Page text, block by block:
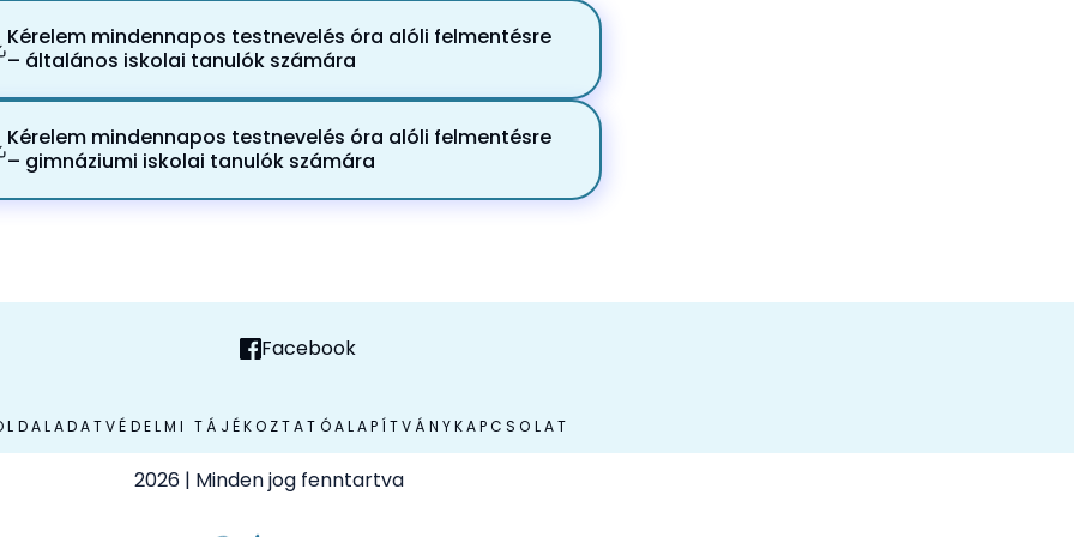
Kérelem mindennapos testnevelés óra alóli felmentésre
– általános iskolai tanulók számára
Kérelem mindennapos testnevelés óra alóli felmentésre
– gimnáziumi iskolai tanulók számára
Facebook
ADATVÉDELMI TÁJÉKOZTATÓALAPÍTVÁNYKAPCSOLAT
2026| Minden jog fenntartva